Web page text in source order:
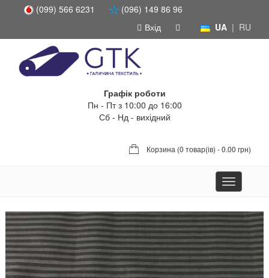
(099) 566 6231
(096) 149 86 96
UA | RU
Вхід
Графік роботи
Пн - Пт з 10:00 до 16:00
Сб - Нд - вихідний
Корзина (0 товар(ів) - 0.00 грн)
Toggle
navigation